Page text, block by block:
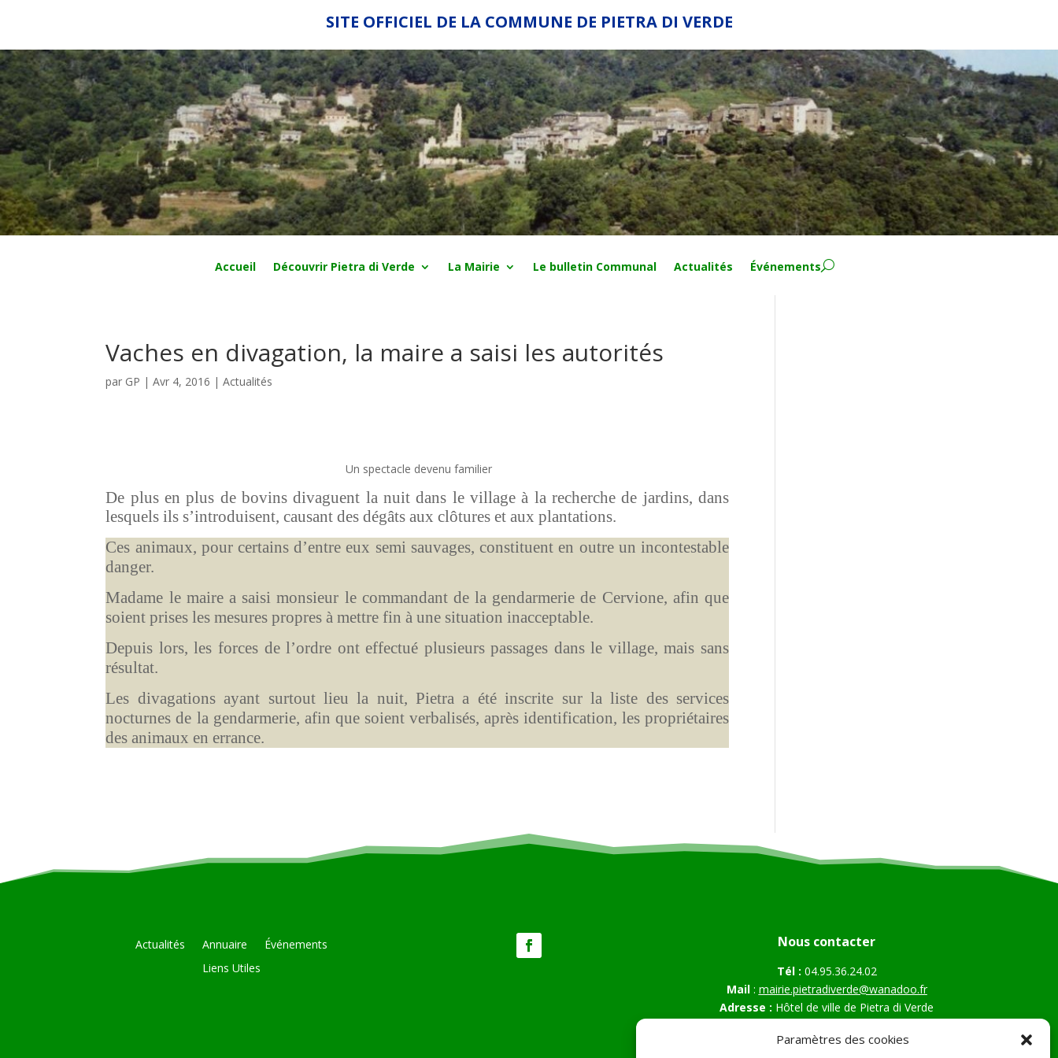
Paramètres des cookies
SITE OFFICIEL DE LA COMMUNE DE PIETRA DI VERDE
Accueil Découvrir Pietra di Verde La Mairie Le bulletin Communal Actualités Événements
Vaches en divagation, la maire a saisi les autorités
par GP |Avr 4, 2016 |Actualités
Un spectacle devenu familier
De plus en plus de bovins divaguent la nuit dans le village à la recherche de jardins, dans
lesquels ils s’introduisent, causant des dégâts aux clôtures et aux plantations.
Ces animaux, pour certains d’entre eux semi sauvages, constituent en outre un incontestable
danger.
Madame le maire a saisi monsieur le commandant de la gendarmerie de Cervione, afin que
soient prises les mesures propres à mettre fin à une situation inacceptable.
Depuis lors, les forces de l’ordre ont effectué plusieurs passages dans le village, mais sans
résultat.
Les divagations ayant surtout lieu la nuit, Pietra a été inscrite sur la liste des services
nocturnes de la gendarmerie, afin que soient verbalisés, après identification, les propriétaires
des animaux en errance.
Actualités Annuaire
Événements
Liens Utiles
Nous contacter
Tél : 04.95.36.24.02
Mail: mairie.pietradiverde@wanadoo.fr
Adresse : Hôtel de ville de Pietra di Verde
20230 Pietra di Verde